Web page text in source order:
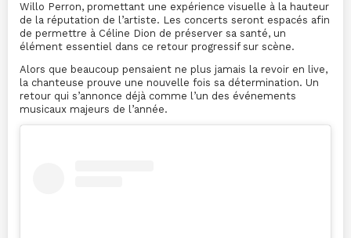
Willo Perron, promettant une expérience visuelle à la hauteur
de la réputation de l’artiste. Les concerts seront espacés afin
de permettre à Céline Dion de préserver sa santé, un
élément essentiel dans ce retour progressif sur scène.
Alors que beaucoup pensaient ne plus jamais la revoir en live,
la chanteuse prouve une nouvelle fois sa détermination. Un
retour qui s’annonce déjà comme l’un des événements
musicaux majeurs de l’année.